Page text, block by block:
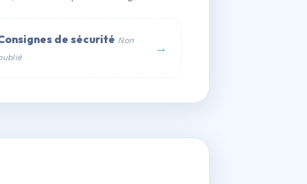
de sécurité Non
→